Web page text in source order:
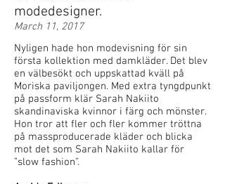
modedesigner.
March 11, 2017
Nyligen hade hon modevisning för sin
första kollektion med damkläder. Det blev
en välbesökt och uppskattad kväll på
Moriska paviljongen. Med extra tyngdpunkt
på passform klär Sarah Nakiito
skandinaviska kvinnor i färg och mönster.
Hon tror att fler och fler kommer tröttna
på massproducerade kläder och blicka
mot det som Sarah Nakiito kallar för
”slow fashion”.